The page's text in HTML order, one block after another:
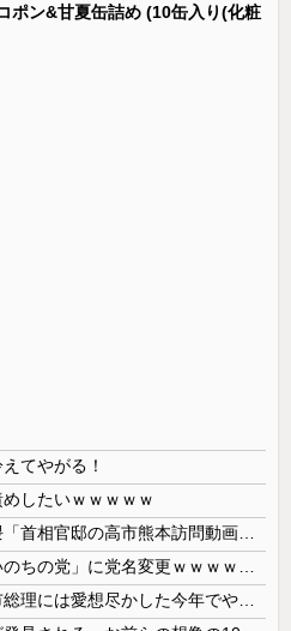
ポン&甘夏缶詰め (10缶入り(化粧
てやがる！
したいｗｗｗｗｗ